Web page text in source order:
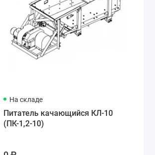
На складе
Питатель качающийся КЛ-10
(ПК-1,2-10)